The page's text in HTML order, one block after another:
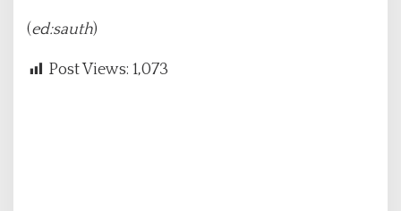
(ed:sauth)
Post Views: 1,073